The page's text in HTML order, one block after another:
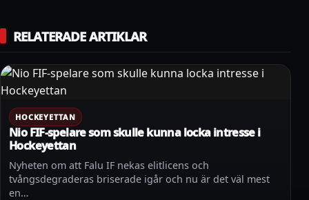
RELATERADE ARTIKLAR
HOCKEYETTAN
Nio FIF-spelare som skulle kunna locka intresse i
Hockeyettan
Nyheten om att Falu IF nekas elitlicens och
tvångsdegraderas briserade igår och nu är det väl mest
en…